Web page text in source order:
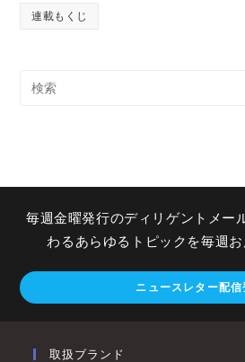
連載もくじ
毎週金曜発行のディリゲントメー
わるあらゆるトピックを毎週お
ニュースレター配信
取扱ブランド